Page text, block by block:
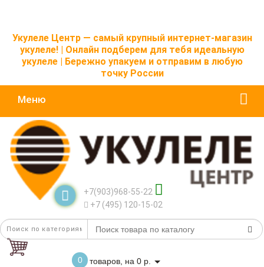
Укулеле Центр — самый крупный интернет-магазин
укулеле! | Онлайн подберем для тебя идеальную
укулеле | Бережно упакуем и отправим в любую
точку России
Меню
+7(903)968-55-22
+7 (495) 120-15-02
0 товаров, на 0 р.